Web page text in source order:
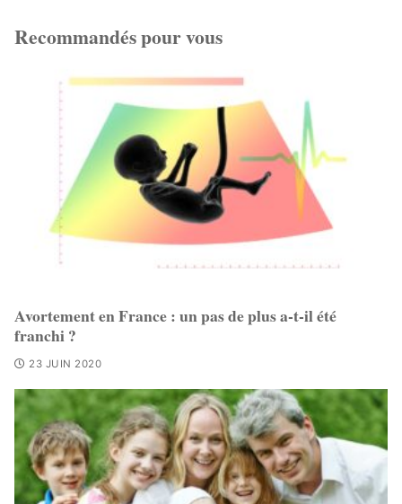
Recommandés pour vous
Avortement en France : un pas de plus a-t-il été
franchi ?
23 JUIN 2020